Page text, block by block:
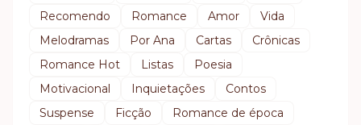
Recomendo
Romance Amor
Vida
Melodramas
Por Ana Cartas
Crônicas
Romance Hot
Listas
Poesia
Motivacional
Inquietações
Contos
Suspense
Ficção
Romance de época